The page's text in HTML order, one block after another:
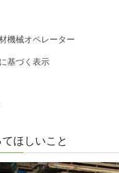
機械オペレーター
基づく表示
ほしいこと